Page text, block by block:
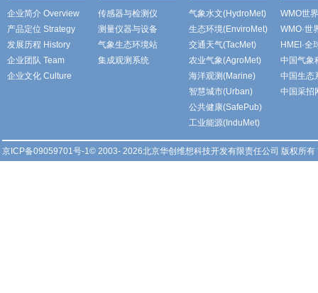
企业简介 Overview
产品定位 Strategy
发展历程 History
企业团队 Team
企业文化 Culture
传感器与检测仪
测量仪器与设备
气象生态环境站
集成观测系统
气象水文(HydroMet)
生态环境(EnviroMet)
交通天气(TacMet)
农业气象(AgroMet)
海洋观测(Marine)
智慧城市(Urban)
公共健康(SafePub)
工业能源(InduMet)
WMO世
WMO·世
HMEI·全
中国气象
中国生态
中国采招
京ICP备09059701号-1© 2003- 2026北京华创维想科技开发有限责任公司 版权所有